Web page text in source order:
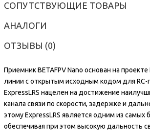
СОПУТСТВУЮЩИЕ ТОВАРЫ
АНАЛОГИ
ОТЗЫВЫ (0)
Приемник BETAFPV Nano основан на проекте
линии с открытым исходным кодом для
ExpressLRS нацелен на достижение
канала связи по скорости, задержке и
этому ExpressLRS является одним из самых
обеспечивая при этом высокую дальность